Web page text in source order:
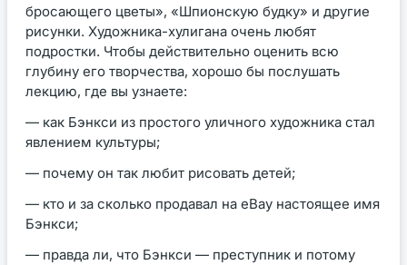
бросающего цветы», «Шпионскую будку» и другие
рисунки. Художника-хулигана очень любят
подростки. Чтобы действительно оценить всю
глубину его творчества, хорошо бы послушать
лекцию, где вы узнаете:
— как Бэнкси из простого уличного художника стал
явлением культуры;
— почему он так любит рисовать детей;
— кто и за сколько продавал на eBay настоящее имя
Бэнкси;
— правда ли, что Бэнкси — преступник и потому